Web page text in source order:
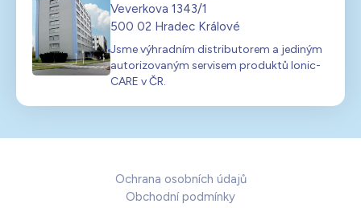
Veverkova 1343/1
500 02 Hradec Králové
Jsme výhradním distributorem a jediným
autorizovaným servisem produktů Ionic-
CARE v ČR.
Ochrana osobních údajů
Obchodní podmínky